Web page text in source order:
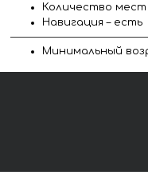
Количество мест
Навигация – есть
Минимальный